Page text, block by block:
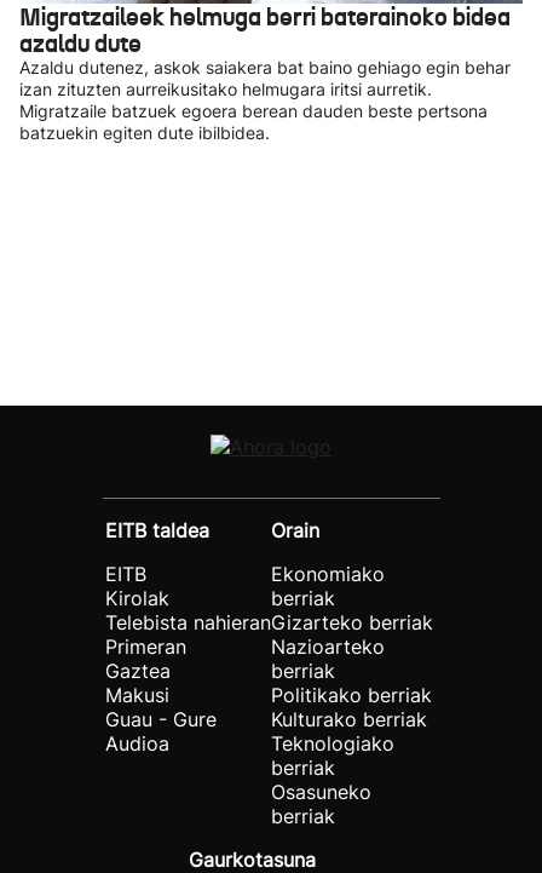
Migratzaileek helmuga berri baterainoko bidea
azaldu dute
Azaldu dutenez, askok saiakera bat baino gehiago egin behar
izan zituzten aurreikusitako helmugara iritsi aurretik.
Migratzaile batzuek egoera berean dauden beste pertsona
batzuekin egiten dute ibilbidea.
EITB taldea
EITB
Kirolak
Telebista nahieran
Primeran
Gaztea
Makusi
Guau - Gure
Audioa
Orain
Ekonomiako
berriak
Gizarteko berriak
Nazioarteko
berriak
Politikako berriak
Kulturako berriak
Teknologiako
berriak
Osasuneko
berriak
Gaurkotasuna